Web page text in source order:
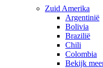
Zuid Amerika
Argentinië
Bolivia
Brazilië
Chili
Colombia
Bekijk